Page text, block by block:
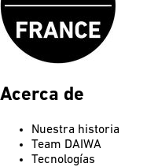
Acerca de
Nuestra historia
Team DAIWA
Tecnologías